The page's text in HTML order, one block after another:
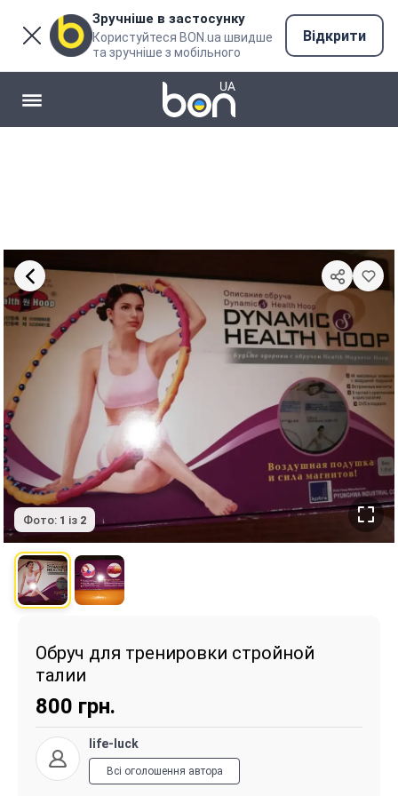
Зручніше в застосунку
Користуйтеся BON.ua швидше
та зручніше з мобільного
Відкрити
Фото: 1 із 2
Обруч для тренировки стройной
талии
800 грн.
life-luck
Всі оголошення автора